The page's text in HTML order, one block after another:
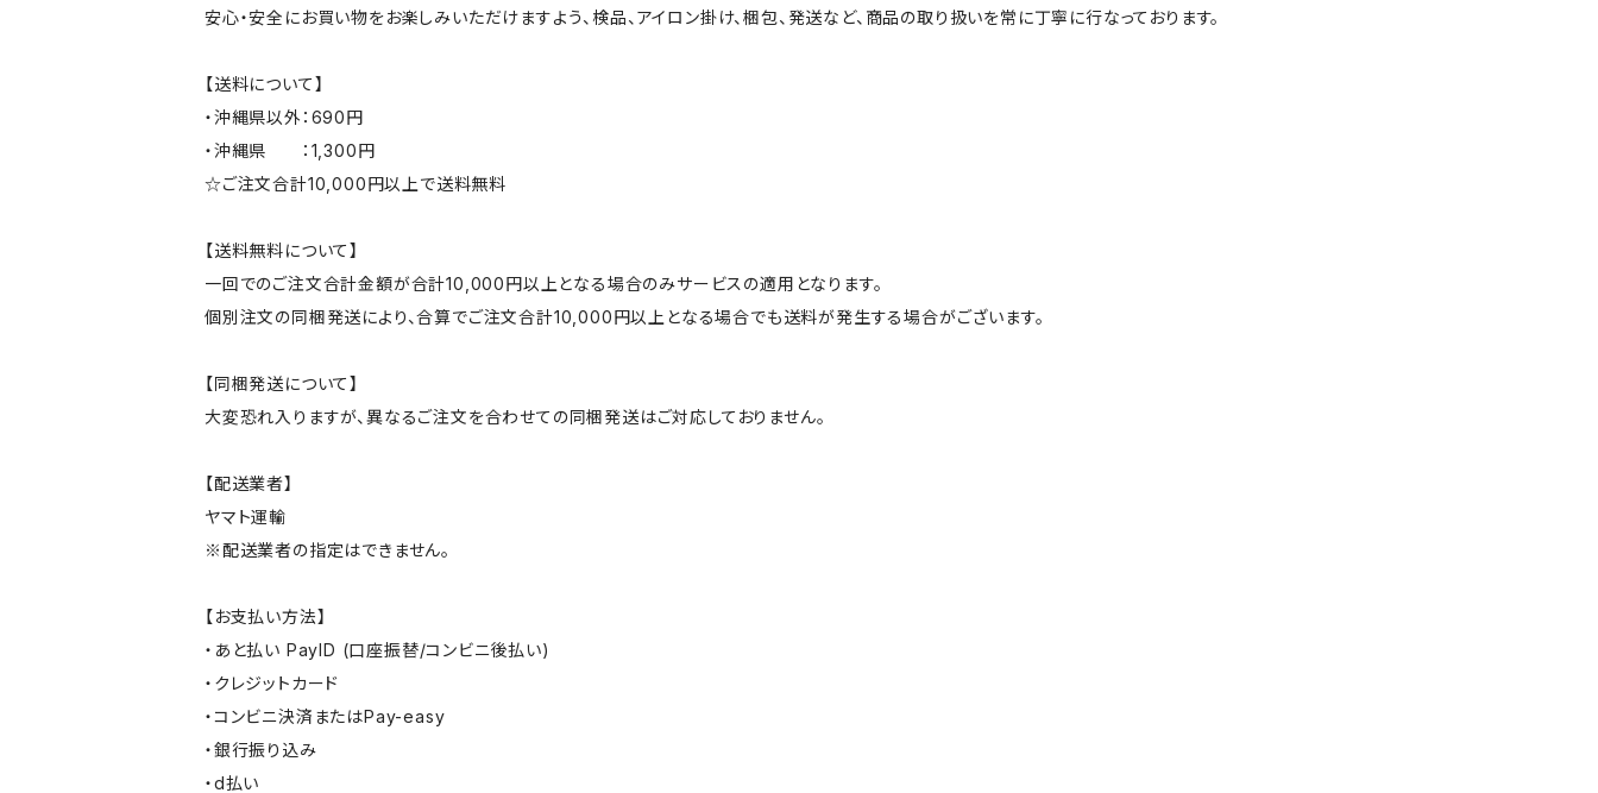
安心・安全にお買い物をお楽しみいただけますよう、検品、アイロン掛け、梱包、発送など、商品の取り扱いを常に丁寧に行なっております。
【送料について】
・沖縄県以外：690円
・沖縄県 ：1,300円
☆ご注文合計10,000円以上で送料無料
【送料無料について】
一回でのご注文合計金額が合計10,000円以上となる場合のみサービスの適用となります。
個別注文の同梱発送により、合算でご注文合計10,000円以上となる場合でも送料が発生する場合がございます。
【同梱発送について】
大変恐れ入りますが、異なるご注文を合わせての同梱発送はご対応しておりません。
【配送業者】
ヤマト運輸
※配送業者の指定はできません。
【お支払い方法】
・あと払い PayID (口座振替/コンビニ後払い)
・クレジットカード
・コンビニ決済またはPay-easy
・銀行振り込み
・d払い